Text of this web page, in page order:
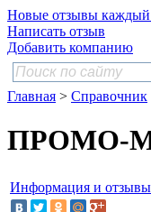
Новые отзывы каждый
Написать отзыв
Добавить компанию
Главная > Справочник
ПРОМО-
Информация и отзывы